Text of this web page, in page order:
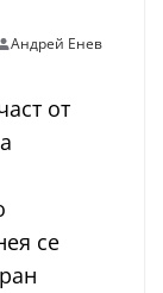
Андрей Енев
от
се